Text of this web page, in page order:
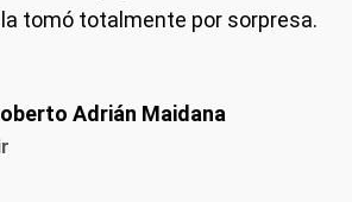
tomó totalmente por sorpresa.
Adrián Maidana